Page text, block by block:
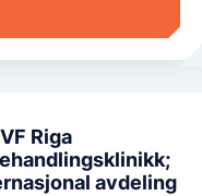
Riga
avdeling